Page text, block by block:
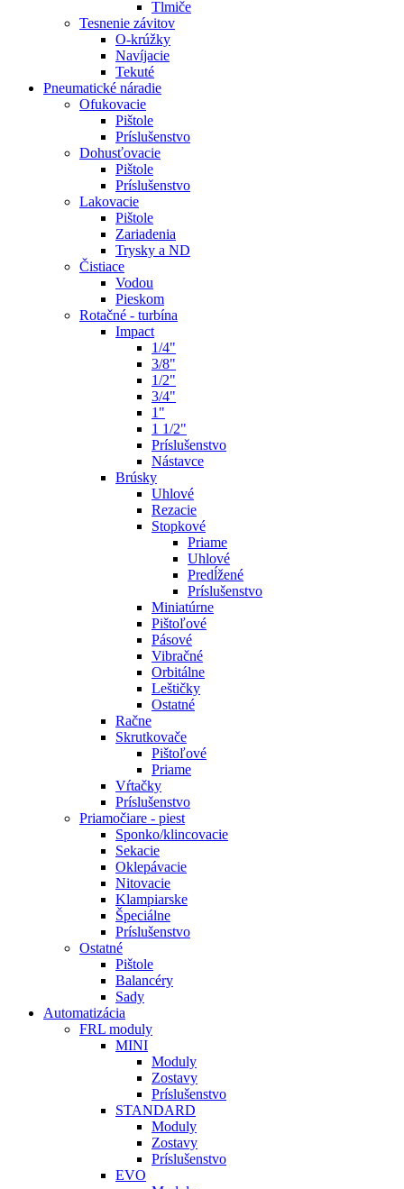
Tlmiče
Tesnenie závitov
O-krúžky
Navíjacie
Tekuté
Pneumatické náradie
Ofukovacie
Pištole
Príslušenstvo
Dohusťovacie
Pištole
Príslušenstvo
Lakovacie
Pištole
Zariadenia
Trysky a ND
Čistiace
Vodou
Pieskom
Rotačné - turbína
Impact
1/4"
3/8"
1/2"
3/4"
1"
1 1/2"
Príslušenstvo
Nástavce
Brúsky
Uhlové
Rezacie
Stopkové
Priame
Uhlové
Predĺžené
Príslušenstvo
Miniatúrne
Pištoľové
Pásové
Vibračné
Orbitálne
Leštičky
Ostatné
Račne
Skrutkovače
Pištoľové
Priame
Vŕtačky
Príslušenstvo
Priamočiare - piest
Sponko/klincovacie
Sekacie
Oklepávacie
Nitovacie
Klampiarske
Špeciálne
Príslušenstvo
Ostatné
Pištole
Balancéry
Sady
Automatizácia
FRL moduly
MINI
Moduly
Zostavy
Príslušenstvo
STANDARD
Moduly
Zostavy
Príslušenstvo
EVO